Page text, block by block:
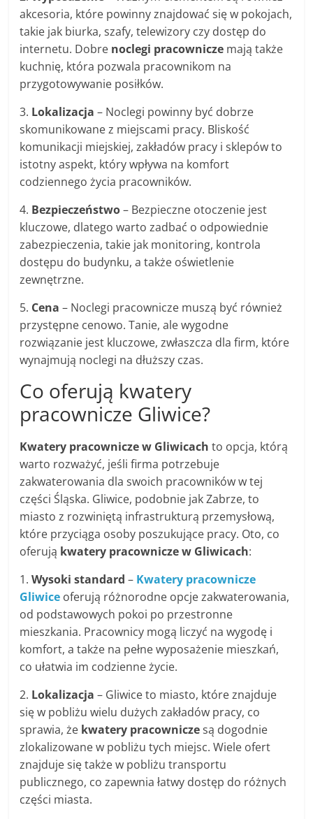
akcesoria, które powinny znajdować się w pokojach,
takie jak biurka, szafy, telewizory czy dostęp do
internetu. Dobre noclegi pracownicze mają także
kuchnię, która pozwala pracownikom na
przygotowywanie posiłków.
3. Lokalizacja – Noclegi powinny być dobrze
skomunikowane z miejscami pracy. Bliskość
komunikacji miejskiej, zakładów pracy i sklepów to
istotny aspekt, który wpływa na komfort
codziennego życia pracowników.
4. Bezpieczeństwo– Bezpieczne otoczenie jest
kluczowe, dlatego warto zadbać o odpowiednie
zabezpieczenia, takie jak monitoring, kontrola
dostępu do budynku, a także oświetlenie
zewnętrzne.
5. Cena – Noclegi pracownicze muszą być również
przystępne cenowo. Tanie, ale wygodne
rozwiązanie jest kluczowe, zwłaszcza dla firm, które
wynajmują noclegi na dłuższy czas.
Co oferują kwatery
pracownicze Gliwice?
Kwatery pracownicze w Gliwicach to opcja, którą
warto rozważyć, jeśli firma potrzebuje
zakwaterowania dla swoich pracowników w tej
części Śląska. Gliwice, podobnie jak Zabrze, to
miasto z rozwiniętą infrastrukturą przemysłową,
które przyciąga osoby poszukujące pracy. Oto, co
oferują kwatery pracownicze w Gliwicach:
1.Wysoki standard – Kwatery pracownicze
Gliwice oferują różnorodne opcje zakwaterowania,
od podstawowych pokoi po przestronne
mieszkania. Pracownicy mogą liczyć na wygodę i
komfort, a także na pełne wyposażenie mieszkań,
co ułatwia im codzienne życie.
2. Lokalizacja – Gliwice to miasto, które znajduje
się w pobliżu wielu dużych zakładów pracy, co
sprawia, że kwatery pracowniczesą dogodnie
zlokalizowane w pobliżu tych miejsc. Wiele ofert
znajduje się także w pobliżu transportu
publicznego, co zapewnia łatwy dostęp do różnych
części miasta.